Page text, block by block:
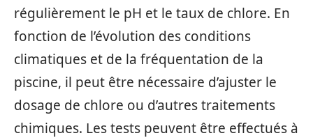
régulièrement le pH et le taux de chlore. En
fonction de l’évolution des conditions
climatiques et de la fréquentation de la
piscine, il peut être nécessaire d’ajuster le
dosage de chlore ou d’autres traitements
chimiques. Les tests peuvent être effectués à